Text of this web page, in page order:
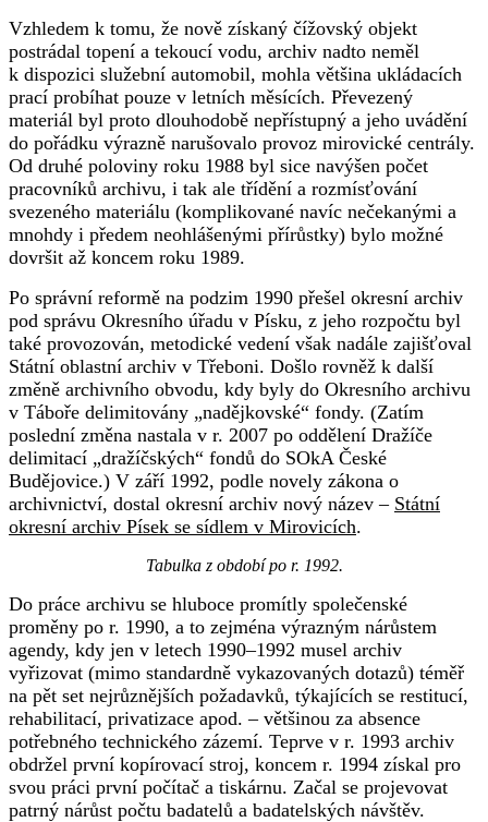
Vzhledem k tomu, že nově získaný čížovský objekt
postrádal topení a tekoucí vodu, archiv nadto neměl
k dispozici služební automobil, mohla většina ukládacích
prací probíhat pouze v letních měsících. Převezený
materiál byl proto dlouhodobě nepřístupný a jeho uvádění
do pořádku výrazně narušovalo provoz mirovické centrály.
Od druhé poloviny roku 1988 byl sice navýšen počet
pracovníků archivu, i tak ale třídění a rozmísťování
svezeného materiálu (komplikované navíc nečekanými a
mnohdy i předem neohlášenými přírůstky) bylo možné
dovršit až koncem roku 1989.
Po správní reformě na podzim 1990 přešel okresní archiv
pod správu Okresního úřadu v Písku, z jeho rozpočtu byl
také provozován, metodické vedení však nadále zajišťoval
Státní oblastní archiv v Třeboni. Došlo rovněž k další
změně archivního obvodu, kdy byly do Okresního archivu
v Táboře delimitovány „nadějkovské“ fondy. (Zatím
poslední změna nastala v r. 2007 po oddělení Dražíče
delimitací „dražíčských“ fondů do SOkA České
Budějovice.) V září 1992, podle novely zákona o
archivnictví, dostal okresní archiv nový název – Státní
okresní archiv Písek se sídlem v Mirovicích.
Tabulka z období po r. 1992.
Do práce archivu se hluboce promítly společenské
proměny po r. 1990, a to zejména výrazným nárůstem
agendy, kdy jen v letech 1990–1992 musel archiv
vyřizovat (mimo standardně vykazovaných dotazů) téměř
na pět set nejrůznějších požadavků, týkajících se restitucí,
rehabilitací, privatizace apod. – většinou za absence
potřebného technického zázemí. Teprve v r. 1993 archiv
obdržel první kopírovací stroj, koncem r. 1994 získal pro
svou práci první počítač a tiskárnu. Začal se projevovat
patrný nárůst počtu badatelů a badatelských návštěv.